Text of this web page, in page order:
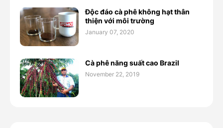
Độc đáo cà phê không hạt thân
thiện với môi trường
January 07, 2020
Cà phê năng suất cao Brazil
November 22, 2019